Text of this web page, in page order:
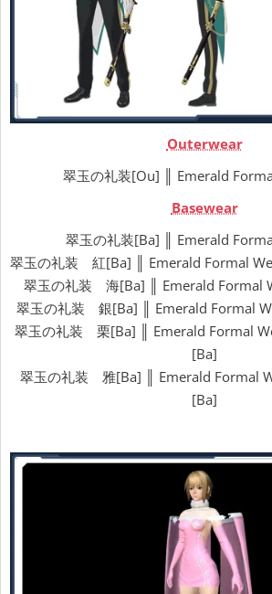
Outerwear
翠玉の礼装[Ou] ║ Emerald
Basewear
翠玉の礼装[Ba] ║ Emerald
翠玉の礼装 紅[Ba] ║ Emerald Formal
翠玉の礼装 海[Ba] ║ Emerald Formal
翠玉の礼装 銀[Ba] ║ Emerald Formal
翠玉の礼装 栗[Ba] ║ Emerald Formal
[Ba]
翠玉の礼装 雅[Ba] ║ Emerald Formal
[Ba]